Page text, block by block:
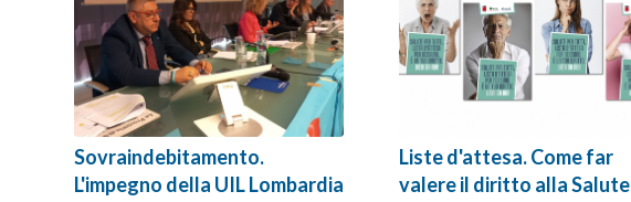
Sovraindebitamento.
L'impegno della UIL Lombardia
Liste d'attesa. Come far
valere il diritto alla Salute